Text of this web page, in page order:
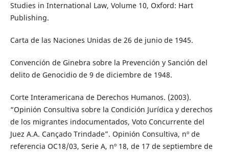
Studies in International Law, Volume 10, Oxford: Hart
Publishing.
Carta de las Naciones Unidas de 26 de junio de 1945.
Convención de Ginebra sobre la Prevención y Sanción del
delito de Genocidio de 9 de diciembre de 1948.
Corte Interamericana de Derechos Humanos. (2003).
“Opinión Consultiva sobre la Condición Jurídica y derechos
de los migrantes indocumentados, Voto Concurrente del
Juez A.A. Cançado Trindade”. Opinión Consultiva, nº de
referencia OC18/03, Serie A, nº 18, de 17 de septiembre de